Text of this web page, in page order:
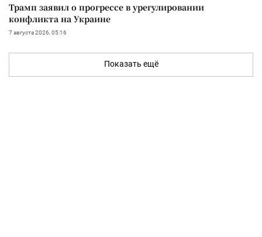
Трамп заявил о прогрессе в урегулировании
конфликта на Украине
7 августа 2026, 05:16
Показать ещё